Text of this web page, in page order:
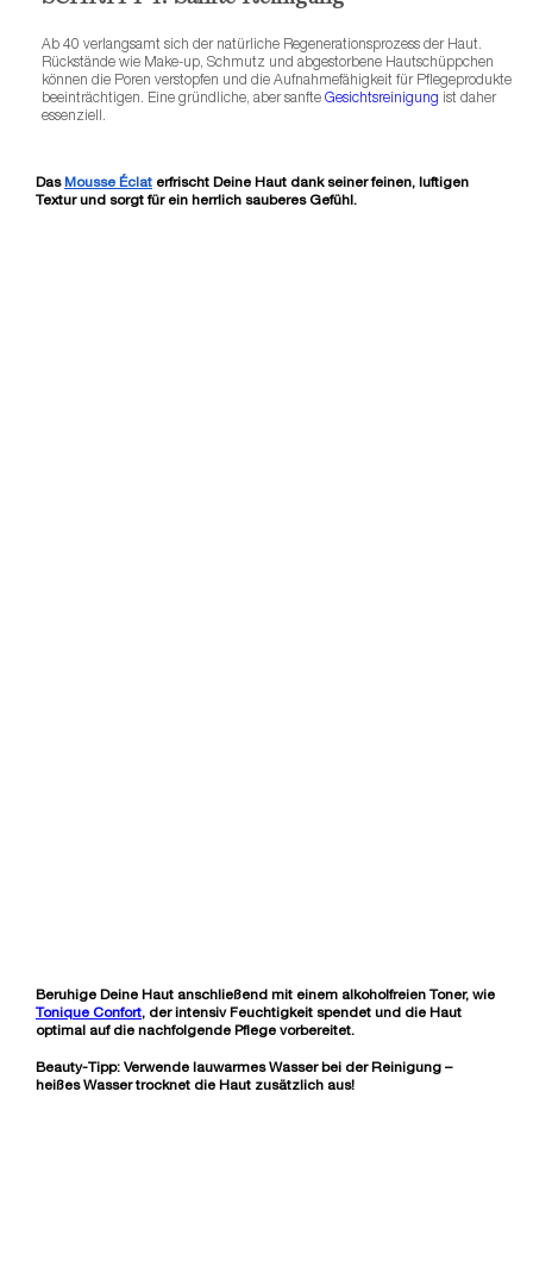
Ab 40 verlangsamt sich der natürliche Regenerationsprozess der Haut.
Rückstände wie Make-up, Schmutz und abgestorbene Hautschüppchen
können die Poren verstopfen und die Aufnahmefähigkeit für Pflegeprodukte
beeinträchtigen. Eine gründliche, aber sanfte Gesichtsreinigung ist daher
essenziell.
Das Mousse Éclat erfrischt Deine Haut dank seiner feinen, luftigen
Textur und sorgt für ein herrlich sauberes Gefühl.
LOADING ...
Beruhige Deine Haut anschließend mit einem alkoholfreien Toner, wie
Tonique Confort, der intensiv Feuchtigkeit spendet und die Haut
optimal auf die nachfolgende Pflege vorbereitet.
Beauty-Tipp: Verwende lauwarmes Wasser bei der Reinigung –
heißes Wasser trocknet die Haut zusätzlich aus!